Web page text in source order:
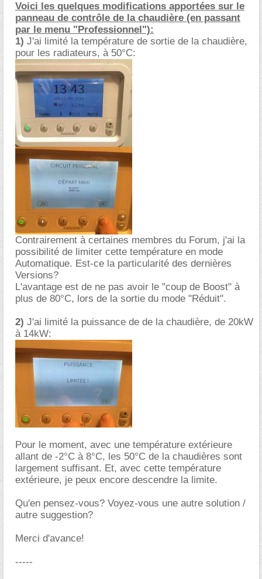
Voici les quelques modifications apportées sur le
panneau de contrôle de la chaudière (en passant
par le menu "Professionnel"):
1) J'ai limité la température de sortie de la chaudière,
pour les radiateurs, à 50°C:
Contrairement à certaines membres du Forum, j'ai la
possibilité de limiter cette température en mode
Automatique. Est-ce la particularité des dernières
Versions?
L'avantage est de ne pas avoir le "coup de Boost" à
plus de 80°C, lors de la sortie du mode "Réduit".
2) J'ai limité la puissance de de la chaudière, de 20kW
à 14kW:
Pour le moment, avec une température extérieure
allant de -2°C à 8°C, les 50°C de la chaudières sont
largement suffisant. Et, avec cette température
extérieure, je peux encore descendre la limite.
Qu'en pensez-vous? Voyez-vous une autre solution /
autre suggestion?
Merci d'avance!
-----